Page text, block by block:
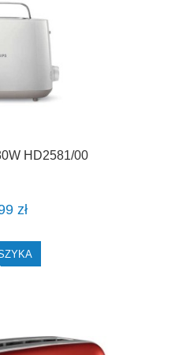
HD2581/00
zł